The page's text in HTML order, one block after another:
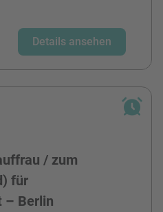
Details ansehen
/ zum
für
– Berlin